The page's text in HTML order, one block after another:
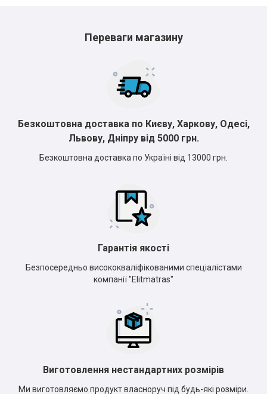
Переваги магазину
Безкоштовна доставка по Києву, Харкову, Одесі,
Львову, Дніпру від 5000 грн.
Безкоштовна доставка по Україні від 13000 грн.
Гарантія якості
Безпосередньо висококваліфікованими спеціалістами
компанії "Elitmatras"
Виготовлення нестандартних розмірів
Ми виготовляємо продукт власноруч під будь-які розміри.
*
*